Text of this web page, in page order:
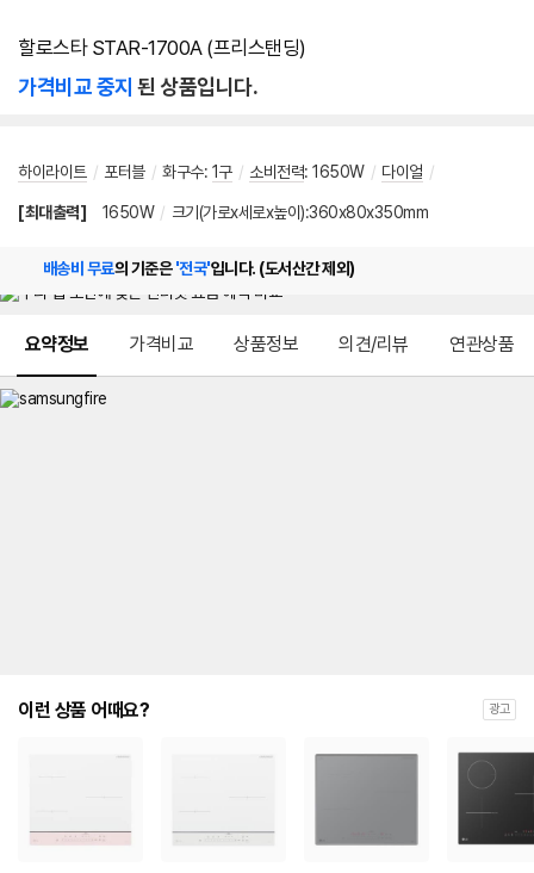
할로스타 STAR-1700A (프리스탠딩)
가격비교 중지 된 상품입니다.
하이라이트 / 포터블 / 화구수: 1구 / 소비전력: 1650W / 다이얼 /
[최대출력] 1650W / 크기(가로x세로x높이):360x80x350mm
배송비 무료의 기준은'전국'입니다. (도서산간 제외)
요약정보 가격비교 상품정보 의견/리뷰 연관상품
이런 상품 어때요? 광고